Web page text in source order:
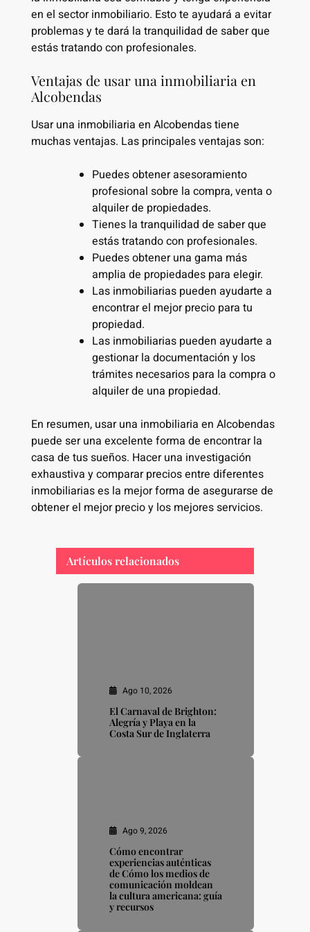
en el sector inmobiliario. Esto te ayudará a evitar
problemas y te dará la tranquilidad de saber que
estás tratando con profesionales.
Ventajas de usar una inmobiliaria en
Alcobendas
Usar una inmobiliaria en Alcobendas tiene
muchas ventajas. Las principales ventajas son:
Puedes obtener asesoramiento
profesional sobre la compra, venta o
alquiler de propiedades.
Tienes la tranquilidad de saber que
estás tratando con profesionales.
Puedes obtener una gama más
amplia de propiedades para elegir.
Las inmobiliarias pueden ayudarte a
encontrar el mejor precio para tu
propiedad.
Las inmobiliarias pueden ayudarte a
gestionar la documentación y los
trámites necesarios para la compra o
alquiler de una propiedad.
En resumen, usar una inmobiliaria en Alcobendas
puede ser una excelente forma de encontrar la
casa de tus sueños. Hacer una investigación
exhaustiva y comparar precios entre diferentes
inmobiliarias es la mejor forma de asegurarse de
obtener el mejor precio y los mejores servicios.
Artículos relacionados
Ago 10, 2026
El Carnaval de Brighton:
Alegría y Playa en la
Costa Sur de Inglaterra
Ago 9, 2026
Cómo encontrar
experiencias auténticas
de Cómo los medios de
comunicación moldean
la cultura americana: guía
y recursos